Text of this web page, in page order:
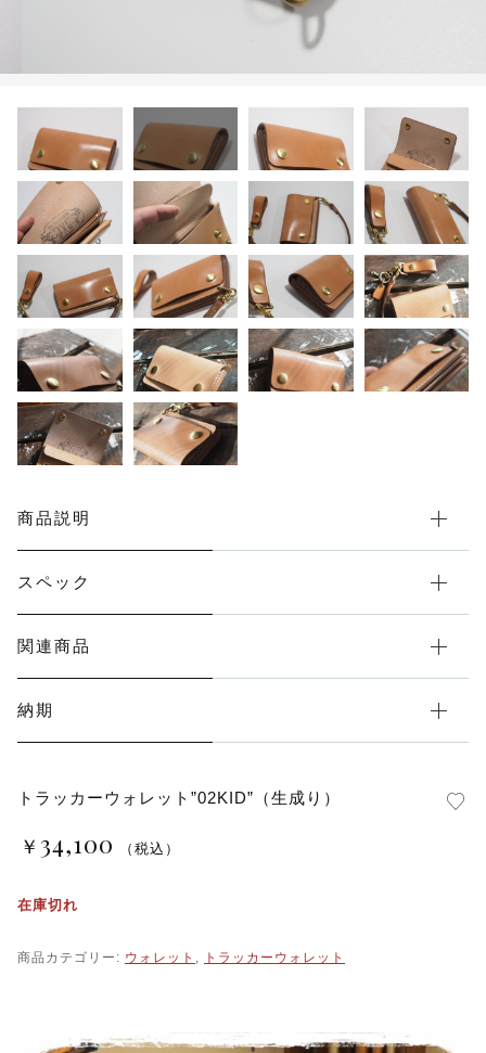
商品説明
スペック
関連商品
納期
トラッカーウォレット”02KID”（生成り）
￥ 34,100 （税込）
在庫切れ
商品カテゴリー: ウォレット , トラッカーウォレット
限定品
アパレル・ステッカー